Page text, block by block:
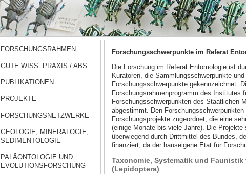
FORSCHUNGSRAHMEN
GUTE WISS. PRAXIS / ABS
PUBLIKATIONEN
PROJEKTE
FORSCHUNGSNETZWERKE
GEOLOGIE, MINERALOGIE,
SEDIMENTOLOGIE
PALÄONTOLOGIE UND
EVOLUTIONSFORSCHUNG
Forschungsschwerpunkte im Referat
Die Forschung im Referat Entomologie ist
Kuratoren, die Sammlungsschwerpunkte
Forschungsschwerpunkte gekennzeichnet.
Forschungsrahmenprogramm des Institutes
Forschungsschwerpunkten des Staatlichen
abgestimmt. Den
Forschungsprojekte zugeordnet, die eine
(einige Monate bis viele Jahre). Die
überwiegend durch Drittmittel des Bundes,
finanziert, da der hauseigene Etat für
Taxonomie, Systematik und
(Lepidoptera)